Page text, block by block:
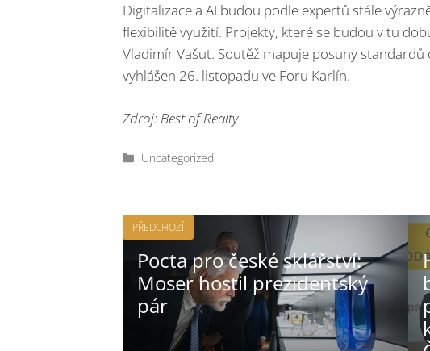
Digitalizace a AI budou podle expertů stále
flexibilitě využití. Projekty, které se budou v tu
Vladimír Vašut. Soutěž mapuje posuny
vyhlášen 26. listopadu ve Foru Karlín.
Zdroj: Best of Realty
Rubriky
Uncategorized
PŘEDCHOZÍ
Pocta pro české sklářství:
Moser hostil prezidentský
pár